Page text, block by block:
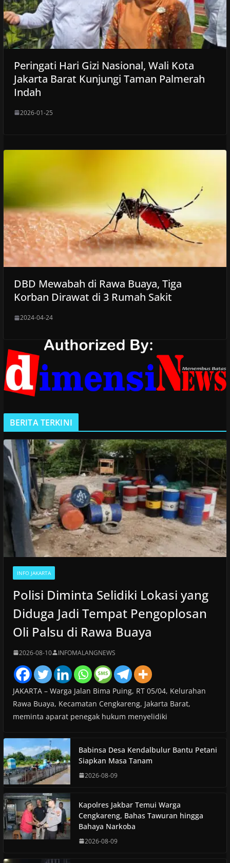
Peringati Hari Gizi Nasional, Wali Kota
Jakarta Barat Kunjungi Taman Palmerah
Indah
2026-01-25
DBD Mewabah di Rawa Buaya, Tiga
Korban Dirawat di 3 Rumah Sakit
2024-04-24
BERITA TERKINI
INFO JAKARTA
Polisi Diminta Selidiki Lokasi yang
Diduga Jadi Tempat Pengoplosan
Oli Palsu di Rawa Buaya
2026-08-10 INFOMALANGNEWS
JAKARTA – Warga Jalan Bima Puing, RT 05/04, Kelurahan
Rawa Buaya, Kecamatan Cengkareng, Jakarta Barat,
meminta aparat penegak hukum menyelidiki
Babinsa Desa Kendalbulur Bantu Petani
Siapkan Masa Tanam
2026-08-09
Kapolres Jakbar Temui Warga
Cengkareng, Bahas Tawuran hingga
Bahaya Narkoba
2026-08-09